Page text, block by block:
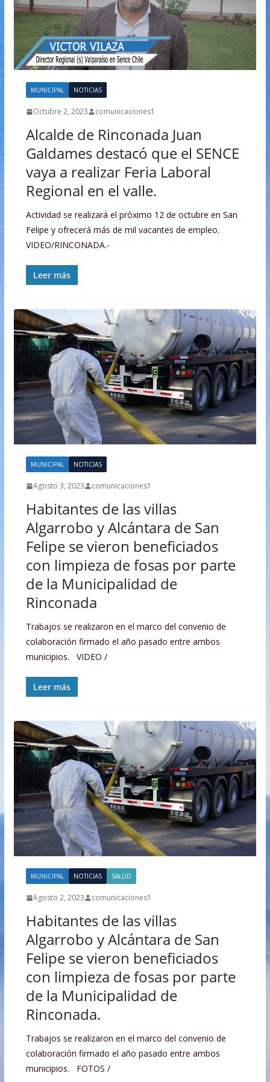
MUNICIPAL NOTICIAS
Octubre 2, 2023 comunicaciones1
Alcalde de Rinconada Juan
Galdames destacó que el SENCE
vaya a realizar Feria Laboral
Regional en el valle.
Actividad se realizará el próximo 12 de octubre en San
Felipe y ofrecerá más de mil vacantes de empleo.
VIDEO/RINCONADA.-
Leer más
MUNICIPAL NOTICIAS
Agosto 3, 2023 comunicaciones1
Habitantes de las villas
Algarrobo y Alcántara de San
Felipe se vieron beneficiados
con limpieza de fosas por parte
de la Municipalidad de
Rinconada
Trabajos se realizaron en el marco del convenio de
colaboración firmado el año pasado entre ambos
municipios. VIDEO /
Leer más
MUNICIPAL NOTICIAS SALUD
Agosto 2, 2023 comunicaciones1
Habitantes de las villas
Algarrobo y Alcántara de San
Felipe se vieron beneficiados
con limpieza de fosas por parte
de la Municipalidad de
Rinconada.
Trabajos se realizaron en el marco del convenio de
colaboración firmado el año pasado entre ambos
municipios. FOTOS /